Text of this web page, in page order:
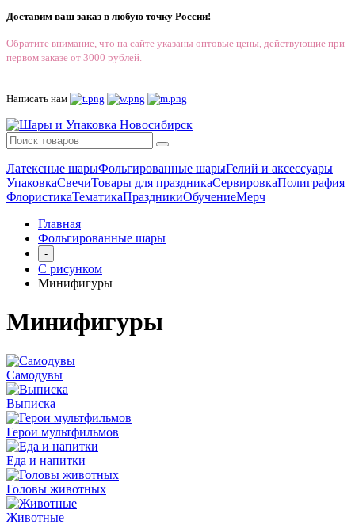
Доставим ваш заказ в любую точку России!
Обратите внимание, что на сайте указаны оптовые цены, действующие при
первом заказе от 3000 рублей.
Написать нам
Латексные шарыФольгированные шарыГелий и аксессуары
УпаковкаСвечиТовары для праздникаСервировкаПолиграфия
ФлористикаТематикаПраздникиОбучениеМерч
Главная
Фольгированные шары
-
С рисунком
Минифигуры
Минифигуры
Самодувы
Выписка
Герои мультфильмов
Еда и напитки
Головы животных
Животные